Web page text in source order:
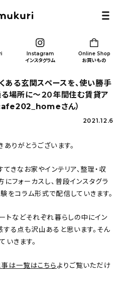
Instagram
インスタグラム
Online Shop
お買いもの
くある玄関スペースを、使い勝手
場所に〜２０年間住む賃貸ア
さん）
2021.12.6
りがとうございます。
てきなお家やインテリア、整理・収
フォーカスし、普段インスタグラ
をコラム形式で配信していきます。
トなどそれぞれ暮らしの中にイン
る点も沢山あると思います。そん
きます。
は一覧はこちら よりご覧いただけ